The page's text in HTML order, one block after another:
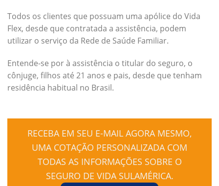
Todos os clientes que possuam uma apólice do Vida
Flex, desde que contratada a assistência, podem
utilizar o serviço da Rede de Saúde Familiar.
Entende-se por à assistência o titular do seguro, o
cônjuge, filhos até 21 anos e pais, desde que tenham
residência habitual no Brasil.
RECEBA EM SEU E-MAIL AGORA MESMO,
UMA COTAÇÃO PERSONALIZADA COM
TODAS AS INFORMAÇÕES SOBRE O
SEGURO DE VIDA SULAMÉRICA.